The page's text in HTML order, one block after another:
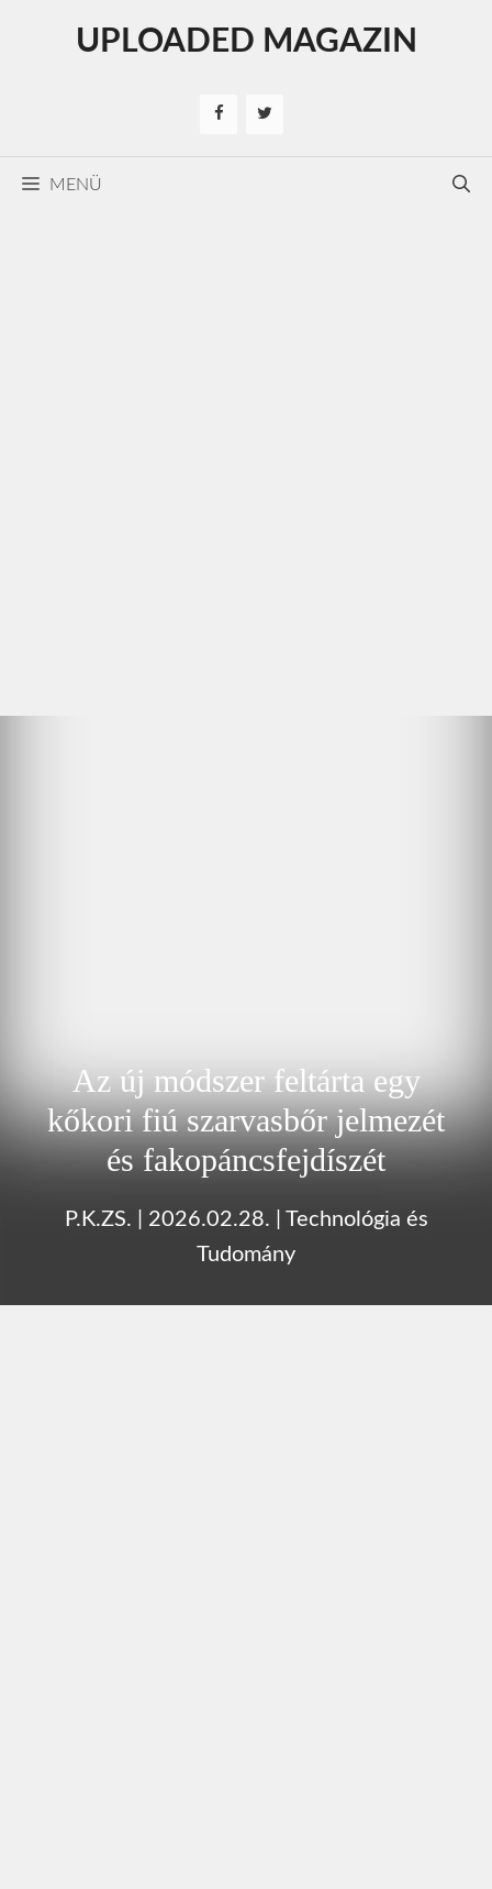
UPLOADED MAGAZIN
MENÜ
Az új módszer feltárta egy
kőkori fiú szarvasbőr jelmezét
és fakopáncsfejdíszét
P.K.ZS. 2026.02.28.
Technológia és
Tudomány